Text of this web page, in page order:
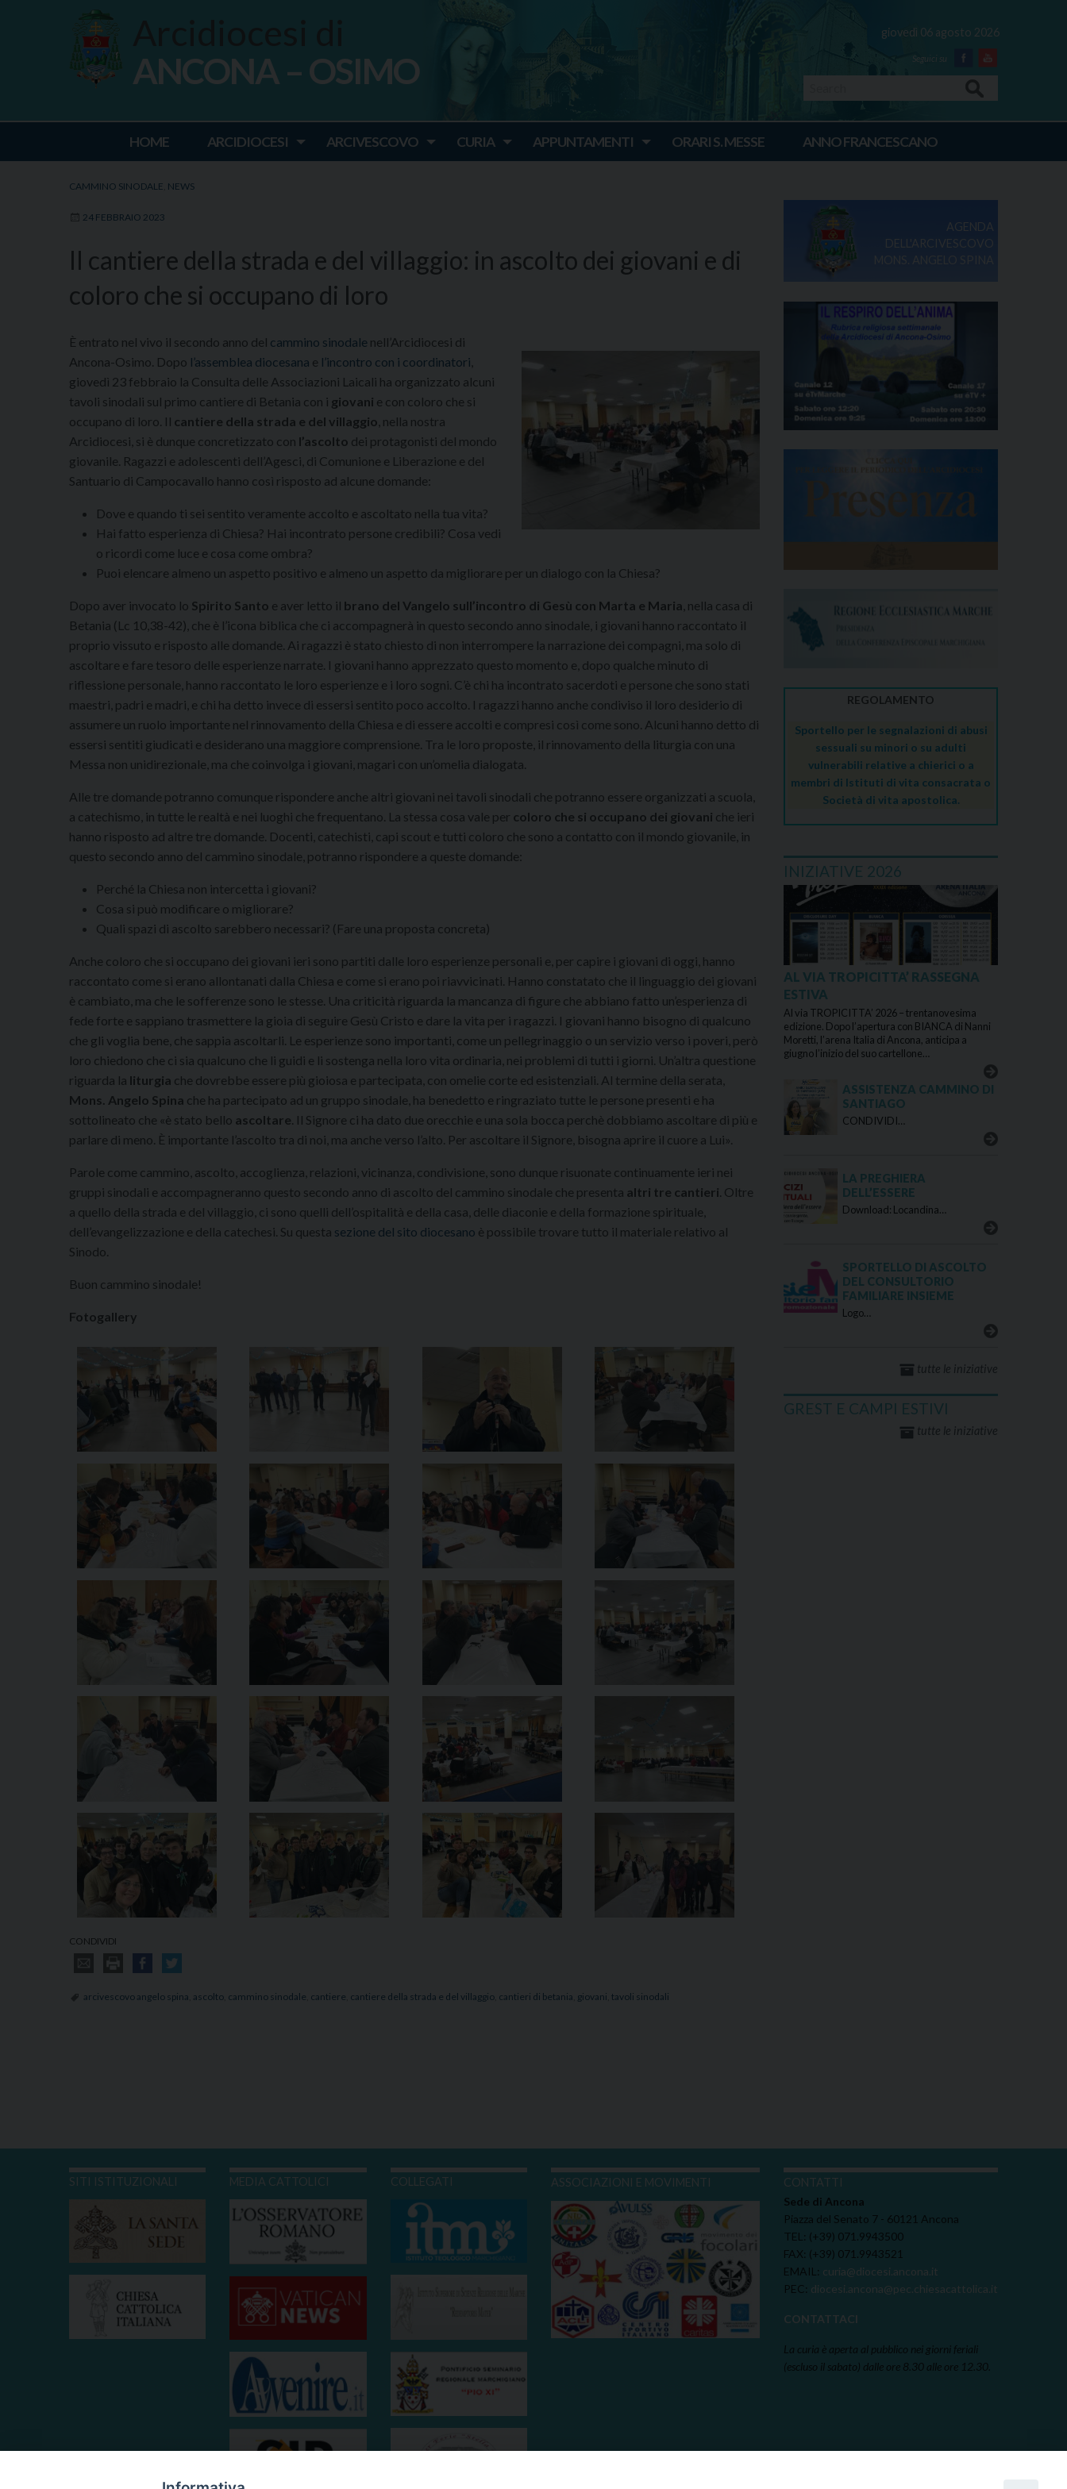
giovedì 06 agosto 2026
Facebook
Youtube
Ancona Osimo
ANCONA – OSIMO
HOME ARCIDIOCESI ARCIVESCOVO CURIA APPUNTAMENTI ORARI S. MESSE ANNO FRANCESCANO
CAMMINO SINODALE NEWS
24 FEBBRAIO 2023
Il cantiere della strada e del villaggio: in ascolto dei giovani e di
coloro che si occupano di loro
È entrato nel vivo il secondo anno del cammino sinodale nell’Arcidiocesi di
Ancona-Osimo. Dopo l’assemblea diocesana e l’incontro con i coordinatori
giovedì 23 febbraio la Consulta delle Associazioni Laicali ha organizzato alcuni
tavoli sinodali sul primo cantiere di Betania con i giovani e con coloro che si
occupano di loro. Il cantiere della strada e del villaggio , nella nostra
Arcidiocesi, si è dunque concretizzato con l’ascolto dei protagonisti del mondo
giovanile. Ragazzi e adolescenti dell’Agesci, di Comunione e Liberazione e del
Santuario di Campocavallo hanno così risposto ad alcune domande:
Dove e quando ti sei sentito veramente accolto e ascoltato nella tua vita?
Hai fatto esperienza di Chiesa? Hai incontrato persone credibili? Cosa vedi
o ricordi come luce e cosa come ombra?
Puoi elencare almeno un aspetto positivo e almeno un aspetto da migliorare per un dialogo con la Chiesa?
Dopo aver invocato lo Spirito Santo e aver letto il brano del Vangelo sull’incontro di Gesù con Marta e Maria , nella casa di
Betania (Lc 10,38-42), che è l’icona biblica che ci accompagnerà in questo secondo anno sinodale, i giovani hanno raccontato il
proprio vissuto e risposto alle domande. Ai ragazzi è stato chiesto di non interrompere la narrazione dei compagni, ma solo di
ascoltare e fare tesoro delle esperienze narrate. I giovani hanno apprezzato questo momento e, dopo qualche minuto di
riflessione personale, hanno raccontato le loro esperienze e i loro sogni. C’è chi ha incontrato sacerdoti e persone che sono stati
maestri, padri e madri, e chi ha detto invece di essersi sentito poco accolto. I ragazzi hanno anche condiviso il loro desiderio di
assumere un ruolo importante nel rinnovamento della Chiesa e di essere accolti e compresi così come sono. Alcuni hanno detto di
essersi sentiti giudicati e desiderano una maggiore comprensione. Tra le loro proposte, il rinnovamento della liturgia con una
Messa non unidirezionale, ma che coinvolga i giovani, magari con un’omelia dialogata.
Alle tre domande potranno comunque rispondere anche altri giovani nei tavoli sinodali che potranno essere organizzati a scuola,
a catechismo, in tutte le realtà e nei luoghi che frequentano. La stessa cosa vale per coloro che si occupano dei giovani che ieri
hanno risposto ad altre tre domande. Docenti, catechisti, capi scout e tutti coloro che sono a contatto con il mondo giovanile, in
questo secondo anno del cammino sinodale, potranno rispondere a queste domande:
Perché la Chiesa non intercetta i giovani?
Cosa si può modificare o migliorare?
Quali spazi di ascolto sarebbero necessari? (Fare una proposta concreta)
Anche coloro che si occupano dei giovani ieri sono partiti dalle loro esperienze personali e, per capire i giovani di oggi, hanno
raccontato come si erano allontanati dalla Chiesa e come si erano poi riavvicinati. Hanno constatato che il linguaggio dei giovani
è cambiato, ma che le sofferenze sono le stesse. Una criticità riguarda la mancanza di figure che abbiano fatto un’esperienza di
fede forte e sappiano trasmettere la gioia di seguire Gesù Cristo e dare la vita per i ragazzi. I giovani hanno bisogno di qualcuno
che gli voglia bene, che sappia ascoltarli. Le esperienze sono importanti, come un pellegrinaggio o un servizio verso i poveri, però
loro chiedono che ci sia qualcuno che li guidi e li sostenga nella loro vita ordinaria, nei problemi di tutti i giorni. Un’altra questione
riguarda la liturgia che dovrebbe essere più gioiosa e partecipata, con omelie corte ed esistenziali. Al termine della serata,
Mons. Angelo Spina che ha partecipato ad un gruppo sinodale, ha benedetto e ringraziato tutte le persone presenti e ha
sottolineato che «è stato bello ascoltare . Il Signore ci ha dato due orecchie e una sola bocca perchè dobbiamo ascoltare di più e
parlare di meno. È importante l’ascolto tra di noi, ma anche verso l’alto. Per ascoltare il Signore, bisogna aprire il cuore a Lui».
Parole come cammino, ascolto, accoglienza, relazioni, vicinanza, condivisione, sono dunque risuonate continuamente ieri nei
gruppi sinodali e accompagneranno questo secondo anno di ascolto del cammino sinodale che presenta altri tre cantieri . Oltre
a quello della strada e del villaggio, ci sono quelli dell’ospitalità e della casa, delle diaconie e della formazione spirituale,
dell’evangelizzazione e della catechesi. Su questa sezione del sito diocesano è possibile trovare tutto il materiale relativo al
Sinodo.
Buon cammino sinodale!
Fotogallery
CONDIVIDI
arcivescovo angelo spina ascolto cammino sinodale cantiere cantiere della strada e del villaggio cantieri di betania giovani tavoli sinodali
AGENDA
DELL'ARCIVESCOVO
REGOLAMENTO
Sportello per le segnalazioni di abusi
sessuali su minori o su adulti
vulnerabili relative a chierici o a
membri di Istituti di vita consacrata o
Società di vita apostolica.
INIZIATIVE 2026
AL VIA TROPICITTA’ RASSEGNA
ESTIVA
Al via TROPICITTA’ 2026 – trentanovesima
edizione. Dopo l’apertura con BIANCA di Nanni
Moretti, l’arena Italia di Ancona, anticipa a
giugno l’inizio del suo cartellone…
ASSISTENZA CAMMINO DI
SANTIAGO
CONDIVIDI…
LA PREGHIERA
DELL’ESSERE
Download: Locandina…
SPORTELLO DI ASCOLTO
DEL CONSULTORIO
FAMILIARE INSIEME
Logo…
tutte le iniziative
GREST E CAMPI ESTIVI
tutte le iniziative
SITI ISTITUZIONALI MEDIA CATTOLICI COLLEGATI ASSOCIAZIONI E MOVIMENTI
CONTATTI
Sede di Ancona
Piazza del Senato 7 - 60121 Ancona
TEL: (+39) 071.9943500
FAX: (+39) 071.9943521
EMAIL: curia@diocesi.ancona.it
PEC: diocesi.ancona@pec.chiesacattolica.it
CONTATTACI
La curia è aperta al pubblico nei giorni feriali
(escluso il sabato) dalle ore 8.30 alle ore 12.30.